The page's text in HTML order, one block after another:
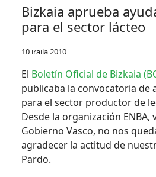
Bizkaia aprueba
para el sector lácteo
10 iraila 2010
El Boletín Oficial de Bizkaia
publicaba la convocatoria de
para el sector productor de
Desde la organización ENBA,
Gobierno Vasco, no nos
agradecer la actitud de
Pardo.